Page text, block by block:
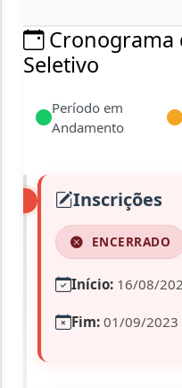
Cronograma
Seletivo
Período em
Andamento
Inscrições
ENCERRADO
Início: 16/08/
Fim: 01/09/2023